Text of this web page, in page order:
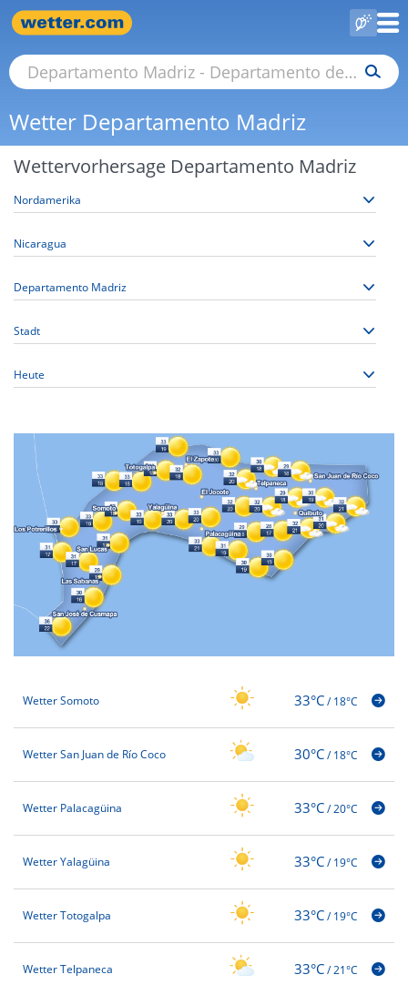
Wetter Departamento Madriz
Wettervorhersage Departamento Madriz
Wetter Somoto 33°C/18°C
Wetter San Juan de Río Coco 30°C/18°C
Wetter Palacagüina 33°C/20°C
Wetter Yalagüina 33°C/19°C
Wetter Totogalpa 33°C/19°C
Wetter Telpaneca 33°C/21°C